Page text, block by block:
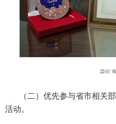
（二）优先参与省市相关
活动。